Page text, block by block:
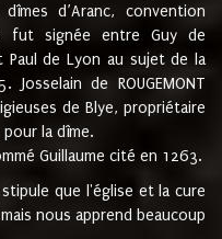
d’Aranc, convention
fut signée entre Guy de
Paul de Lyon au sujet de la
de ROUGEMONT
de Blye, propriétaire
la dîme.
Guillaume cité en 1263.
que l'église et la cure
nous apprend beaucoup